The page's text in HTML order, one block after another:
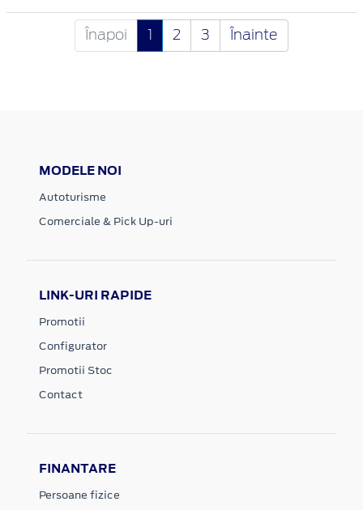
Înapoi 2 3 Înainte
MODELE NOI
Autoturisme
Comerciale & Pick Up-uri
LINK-URI RAPIDE
Promotii
Configurator
Promotii Stoc
Contact
FINANTARE
Persoane fizice